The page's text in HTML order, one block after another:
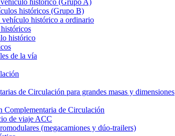
histórico (Grupo A)
históricos (Grupo B)
histórico a ordinario
histórico
de la vía
de Circulación para grandes masas y dimensiones
Complementaria de Circulación
de viaje ACC
(megacamiones y dúo-trailers)